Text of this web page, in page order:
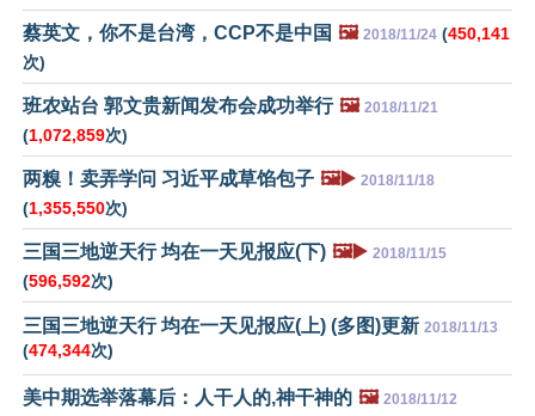
蔡英文，你不是台湾，CCP不是中国 🖼️ 2018/11/24 (450,141
次)
班农站台 郭文贵新闻发布会成功举行 🖼️ 2018/11/21
(1,072,859次)
两糗！卖弄学问 习近平成草馅包子 🖼️▶️ 2018/11/18
(1,355,550次)
三国三地逆天行 均在一天见报应(下) 🖼️▶️ 2018/11/15
(596,592次)
三国三地逆天行 均在一天见报应(上) (多图)更新 2018/11/13
(474,344次)
美中期选举落幕后：人干人的,神干神的 🖼️ 2018/11/12